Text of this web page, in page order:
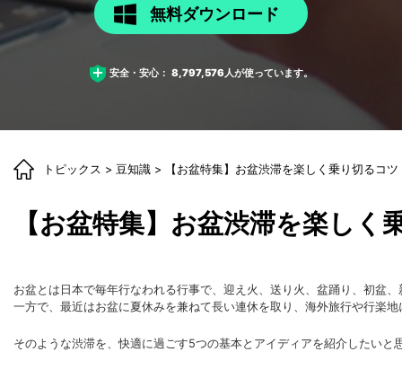
無料ダウンロード
安全・安心： 8,797,576人が使っています。
トピックス > 豆知識 > 【お盆特集】お盆渋滞を楽しく乗り切るコツ
【お盆特集】お盆渋滞を楽しく
お盆とは日本で毎年行なわれる行事で、迎え火、送り火、盆踊り、初盆
一方で、最近はお盆に夏休みを兼ねて長い連休を取り、海外旅行や行楽
そのような渋滞を、快適に過ごす5つの基本とアイディアを紹介したいと